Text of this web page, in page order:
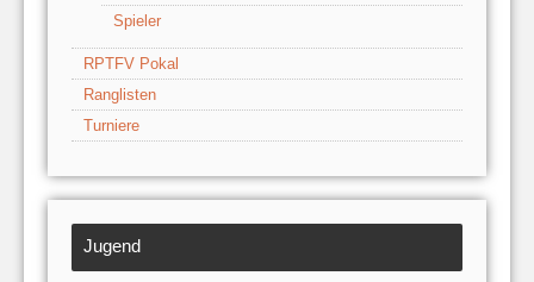
Spieler
RPTFV Pokal
Ranglisten
Turniere
Jugend